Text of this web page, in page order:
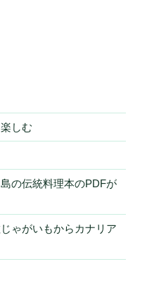
しむ
の伝統料理本のPDFが
ゃがいもからカナリア